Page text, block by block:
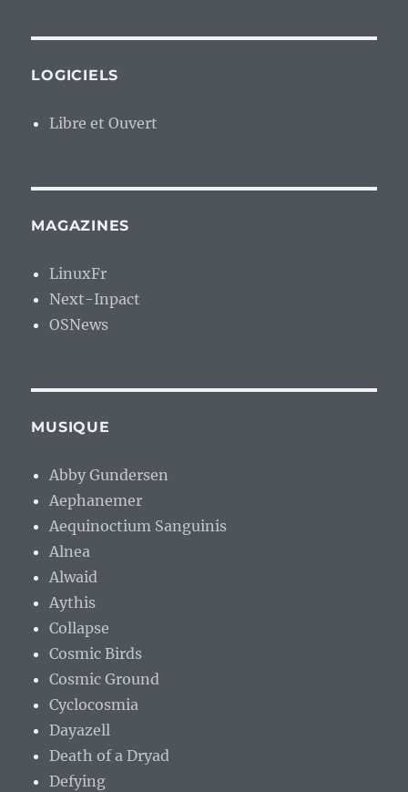
LOGICIELS
Libre et Ouvert
MAGAZINES
LinuxFr
Next-Inpact
OSNews
MUSIQUE
Abby Gundersen
Aephanemer
Aequinoctium Sanguinis
Alnea
Alwaid
Aythis
Collapse
Cosmic Birds
Cosmic Ground
Cyclocosmia
Dayazell
Death of a Dryad
Defying